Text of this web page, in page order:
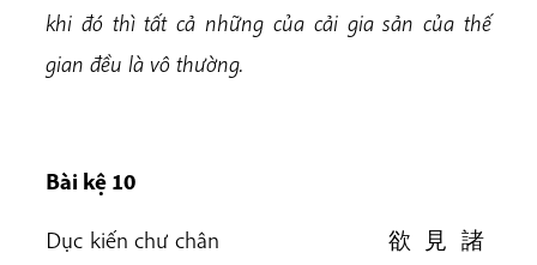
khi đó thì tất cả những của cải gia sản của thế
gian đều là vô thường.
Bài kệ 10
Dục kiến chư chân 欲 見 諸